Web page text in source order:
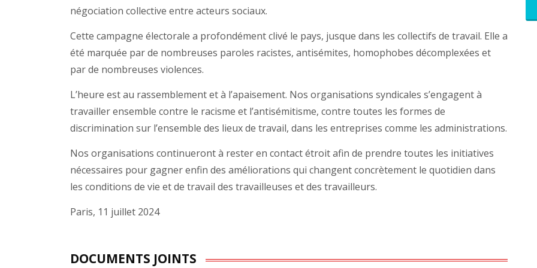
négociation collective entre acteurs sociaux.
Cette campagne électorale a profondément clivé le pays, jusque dans les collectifs de travail. Elle a
été marquée par de nombreuses paroles racistes, antisémites, homophobes décomplexées et
par de nombreuses violences.
L’heure est au rassemblement et à l’apaisement. Nos organisations syndicales s’engagent à
travailler ensemble contre le racisme et l’antisémitisme, contre toutes les formes de
discrimination sur l’ensemble des lieux de travail, dans les entreprises comme les administrations.
Nos organisations continueront à rester en contact étroit afin de prendre toutes les initiatives
nécessaires pour gagner enfin des améliorations qui changent concrètement le quotidien dans
les conditions de vie et de travail des travailleuses et des travailleurs.
Paris, 11 juillet 2024
DOCUMENTS JOINTS